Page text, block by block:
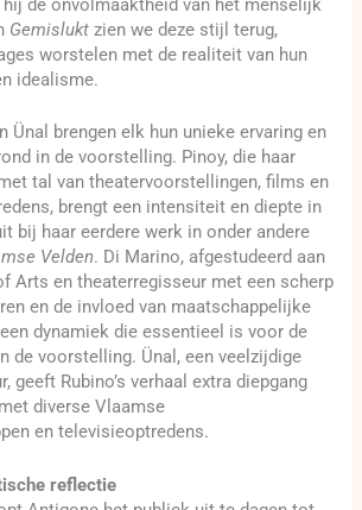
de onvolmaaktheid van het menselijk
Gemislukt zien we deze stijl terug,
worstelen met de realiteit van hun
idealisme.
Ünal brengen elk hun unieke ervaring en
in de voorstelling. Pinoy, die haar
tal van theatervoorstellingen, films en
brengt een intensiteit en diepte in
bij haar eerdere werk in onder andere
Velden. Di Marino, afgestudeerd aan
Arts en theaterregisseur met een scherp
en de invloed van maatschappelijke
dynamiek die essentieel is voor de
de voorstelling. Ünal, een veelzijdige
geeft Rubino’s verhaal extra diepgang
diverse Vlaamse
en televisieoptredens.
reflectie